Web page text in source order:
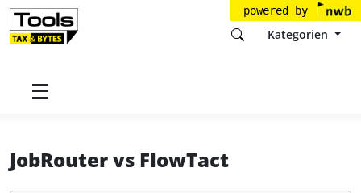
powered by
Kategorien
Startseite
JobRoutervs FlowTact